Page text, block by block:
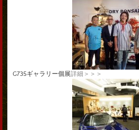
G735ギャラリー個展詳細＞＞＞